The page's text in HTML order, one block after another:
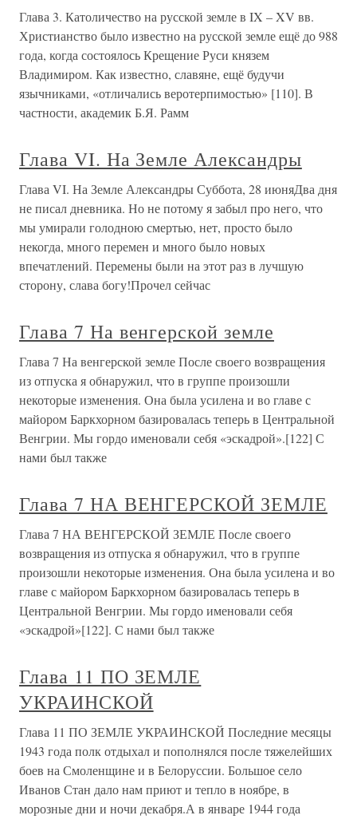
Глава 3. Католичество на русской земле в IX – XV вв.
Христианство было известно на русской земле ещё до 988
года, когда состоялось Крещение Руси князем
Владимиром. Как известно, славяне, ещё будучи
язычниками, «отличались веротерпимостью» [110]. В
частности, академик Б.Я. Рамм
Глава VI. На Земле Александры
Глава VI. На Земле Александры Суббота, 28 июняДва дня
не писал дневника. Но не потому я забыл про него, что
мы умирали голодною смертью, нет, просто было
некогда, много перемен и много было новых
впечатлений. Перемены были на этот раз в лучшую
сторону, слава богу!Прочел сейчас
Глава 7 На венгерской земле
Глава 7 На венгерской земле После своего возвращения
из отпуска я обнаружил, что в группе произошли
некоторые изменения. Она была усилена и во главе с
майором Баркхорном базировалась теперь в Центральной
Венгрии. Мы гордо именовали себя «эскадрой».[122] С
нами был также
Глава 7 НА ВЕНГЕРСКОЙ ЗЕМЛЕ
Глава 7 НА ВЕНГЕРСКОЙ ЗЕМЛЕ После своего
возвращения из отпуска я обнаружил, что в группе
произошли некоторые изменения. Она была усилена и во
главе с майором Баркхорном базировалась теперь в
Центральной Венгрии. Мы гордо именовали себя
«эскадрой»[122]. С нами был также
Глава 11 ПО ЗЕМЛЕ
УКРАИНСКОЙ
Глава 11 ПО ЗЕМЛЕ УКРАИНСКОЙ Последние месяцы
1943 года полк отдыхал и пополнялся после тяжелейших
боев на Смоленщине и в Белоруссии. Большое село
Иванов Стан дало нам приют и тепло в ноябре, в
морозные дни и ночи декабря.А в январе 1944 года